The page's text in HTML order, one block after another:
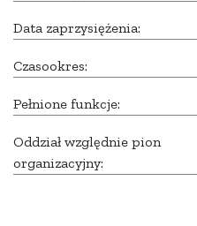
Data zaprzysiężenia:
Czasookres:
Pełnione funkcje:
Oddział względnie pion
organizacyjny: